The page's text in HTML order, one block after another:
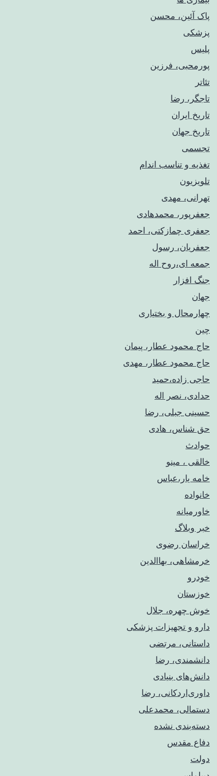
پاک آئین، محسن
پزشکی
پلیس
پورمحبی، فرزین
تئاتر
تاجگر، رضا
تاریخ ایران
تاریخ جهان
تجسمی
تغذیه و تناسب اندام
تلویزیون
تهرانی، مهدی
جعفرپور، محمدهادی
جعفری چمازکتی، احمد
جعفریان، رسول
جمعه ای،روح اله
جنگ افزار
جهان
چهارمحال و بختیاری
چین
حاج محمود عطار، پیمان
حاج محمود عطار، مهدی
حاجی زاده،حمید
حدادی، نصر اله
حسینی جبلی، رضا
حق شناس، هادی
حوادث
خالقی ، مینو
خامه یار،عباس
خانواده
خاورمیانه
خبر وبلاگ
خراسان رضوی
خرمشاهی، بهاالدین
خودرو
خوزستان
خوش چهره، جلال
دارو و تجهیزات پزشکی
داستانی، مرتضی
دانشمندی، رضا
دانش‌های بنیادی
داوری‌اردکانی، رضا
دستمالی، محمدعلی
دسته‌بندی نشده
دفاع مقدس
دولت